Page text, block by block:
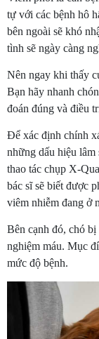
tự với các bệnh hô
bên ngoài sẽ khó
tình sẽ ngày càng
Nên ngay khi thấy
Bạn hãy nhanh
đoán đúng và điều
Để xác định chính
những dấu hiệu
thao tác chụp X-
bác sĩ sẽ biết được
viêm nhiễm đang ở
Bên cạnh đó, chó
nghiệm máu. Mục
mức độ bệnh.